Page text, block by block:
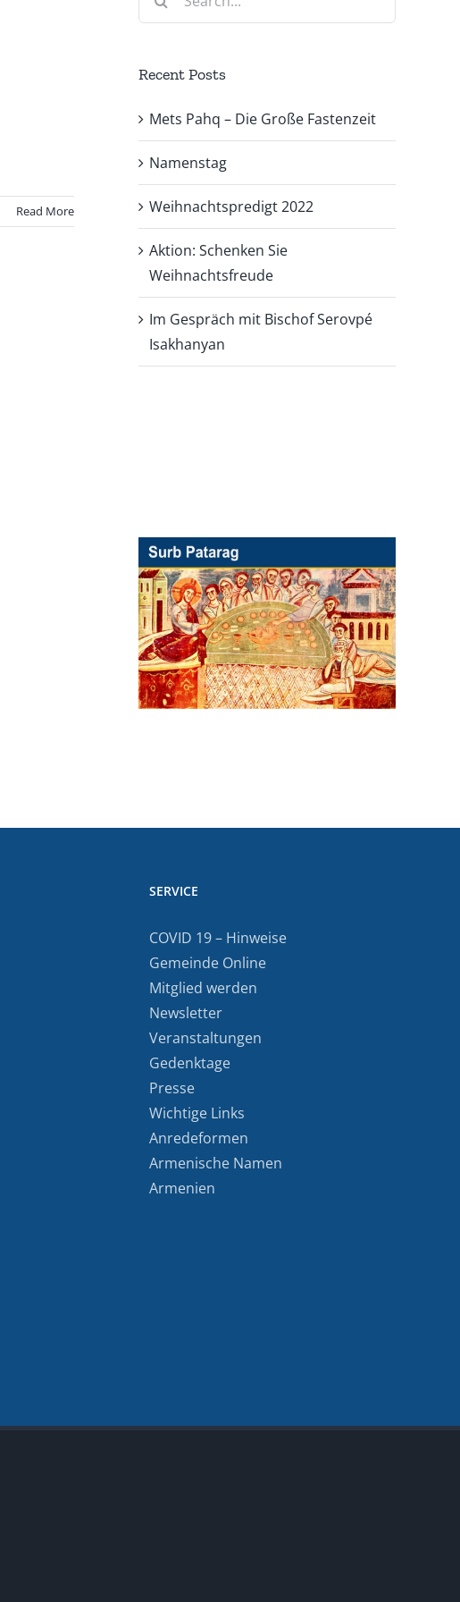
Read More
Recent Posts
Mets Pahq – Die Große Fastenzeit
Namenstag
Weihnachtspredigt 2022
Aktion: Schenken Sie
Weihnachtsfreude
Im Gespräch mit Bischof Serovpé
Isakhanyan
SERVICE
COVID 19 – Hinweise
Gemeinde Online
Mitglied werden
Newsletter
Veranstaltungen
Gedenktage
Presse
Wichtige Links
Anredeformen
Armenische Namen
Armenien